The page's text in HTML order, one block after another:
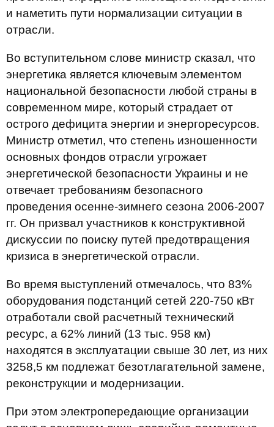
и наметить пути нормализации ситуации в
отрасли.
Во вступительном слове министр сказал, что
энергетика является ключевым элементом
национальной безопасности любой страны в
современном мире, который страдает от
острого дефицита энергии и энергоресурсов.
Министр отметил, что степень изношенности
основных фондов отрасли угрожает
энергетической безопасности Украины и не
отвечает требованиям безопасного
проведения осенне-зимнего сезона 2006-2007
гг. Он призвал участников к конструктивной
дискуссии по поиску путей предотвращения
кризиса в энергетической отрасли.
Во время выступлений отмечалось, что 83%
оборудования подстанций сетей 220-750 кВт
отработали свой расчетный технический
ресурс, а 62% линий (13 тыс. 958 км)
находятся в эксплуатации свыше 30 лет, из них
3258,5 км подлежат безотлагательной замене,
реконструкции и модернизации.
При этом электропередающие организации